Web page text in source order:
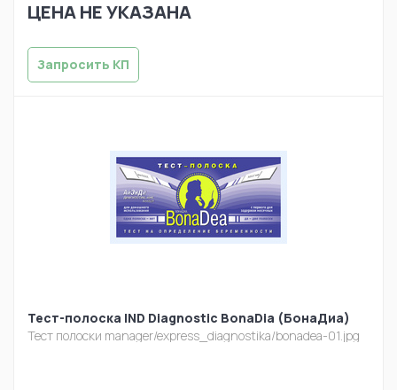
ЦЕНА НЕ УКАЗАНА
Запросить КП
Тест-полоска IND Diagnostic BonaDia (БонаДиа)
Тест полоски manager/express_diagnostika/bonadea-01.jpg